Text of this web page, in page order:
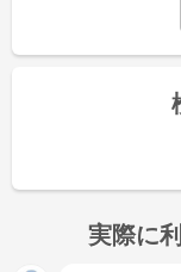
実際に